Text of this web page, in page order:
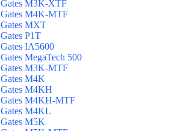
Gates M3K-XTF
Gates M4K-MTF
Gates MXT
Gates P1T
Gates IA5600
Gates MegaTech 500
Gates M3K-MTF
Gates M4K
Gates M4KH
Gates M4KH-MTF
Gates M4KL
Gates M5K